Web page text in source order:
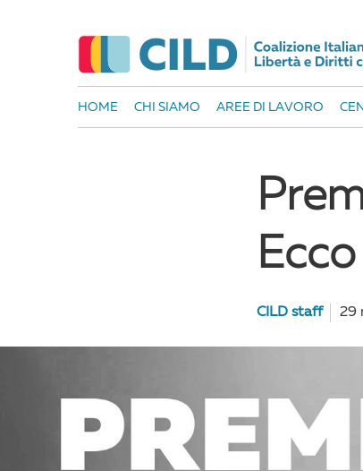
HOME CHI SIAMO AREE DI LAVORO
CILD staff 29